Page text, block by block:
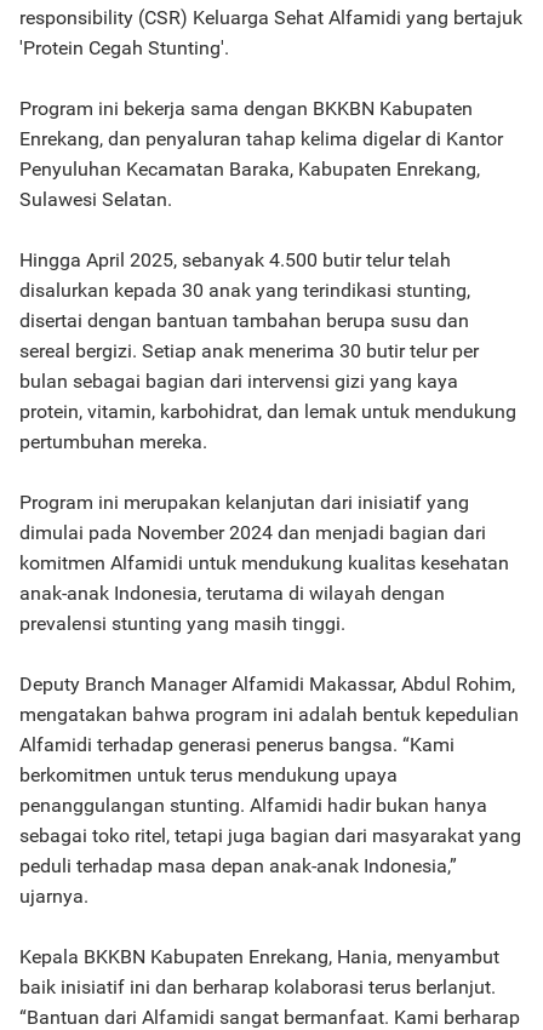
responsibility (CSR) Keluarga Sehat Alfamidi yang bertajuk
'Protein Cegah Stunting'.
Program ini bekerja sama dengan BKKBN Kabupaten
Enrekang, dan penyaluran tahap kelima digelar di Kantor
Penyuluhan Kecamatan Baraka, Kabupaten Enrekang,
Sulawesi Selatan.
Hingga April 2025, sebanyak 4.500 butir telur telah
disalurkan kepada 30 anak yang terindikasi stunting,
disertai dengan bantuan tambahan berupa susu dan
sereal bergizi. Setiap anak menerima 30 butir telur per
bulan sebagai bagian dari intervensi gizi yang kaya
protein, vitamin, karbohidrat, dan lemak untuk mendukung
pertumbuhan mereka.
Program ini merupakan kelanjutan dari inisiatif yang
dimulai pada November 2024 dan menjadi bagian dari
komitmen Alfamidi untuk mendukung kualitas kesehatan
anak-anak Indonesia, terutama di wilayah dengan
prevalensi stunting yang masih tinggi.
Deputy Branch Manager Alfamidi Makassar, Abdul Rohim,
mengatakan bahwa program ini adalah bentuk kepedulian
Alfamidi terhadap generasi penerus bangsa. “Kami
berkomitmen untuk terus mendukung upaya
penanggulangan stunting. Alfamidi hadir bukan hanya
sebagai toko ritel, tetapi juga bagian dari masyarakat yang
peduli terhadap masa depan anak-anak Indonesia,”
ujarnya.
Kepala BKKBN Kabupaten Enrekang, Hania, menyambut
baik inisiatif ini dan berharap kolaborasi terus berlanjut.
“Bantuan dari Alfamidi sangat bermanfaat. Kami berharap